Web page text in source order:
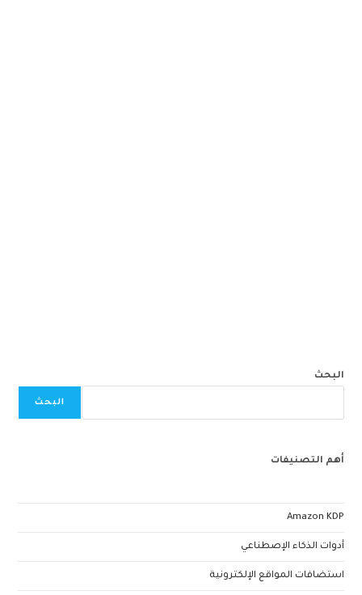
البحث
البحث
أهم التصنيفات
Amazon KDP
أدوات الذكاء الإصطناعي
استضافات المواقع الإلكترونية